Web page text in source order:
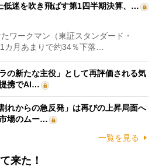
低迷を吹き飛ばす第1四半期決算、…
ワークマン（東証スタンダード・
カ月あまりで約34％下落…
の新たな主役」として再評価される気
携でAI…
れからの急反発」は再びの上昇局面へ
場のムー…
一覧を見る
来た！